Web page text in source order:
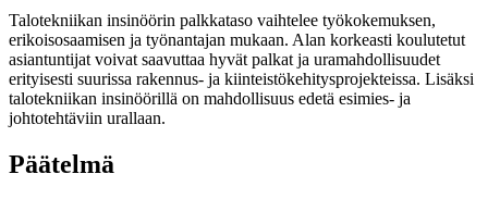
Talotekniikan insinöörin palkkataso vaihtelee työkokemuksen,
erikoisosaamisen ja työnantajan mukaan. Alan korkeasti koulutetut
asiantuntijat voivat saavuttaa hyvät palkat ja uramahdollisuudet
erityisesti suurissa rakennus- ja kiinteistökehitysprojekteissa. Lisäksi
talotekniikan insinöörillä on mahdollisuus edetä esimies- ja
johtotehtäviin urallaan.
Päätelmä